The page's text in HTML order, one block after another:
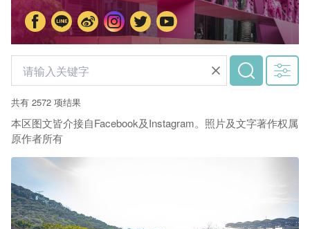
共有 2572 项结果
本区图文皆介接自Facebook及Instagram。照片及文字著作权属
原作者所有